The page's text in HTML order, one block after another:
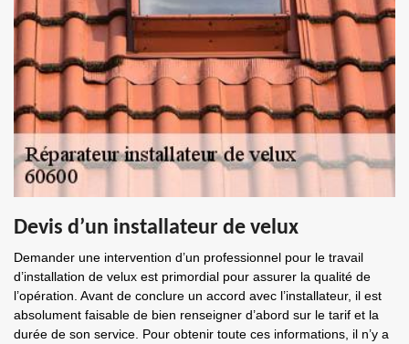
Devis d’un installateur de velux
Demander une intervention d’un professionnel pour le travail
d’installation de velux est primordial pour assurer la qualité de
l’opération. Avant de conclure un accord avec l’installateur, il est
absolument faisable de bien renseigner d’abord sur le tarif et la
durée de son service. Pour obtenir toute ces informations, il n’y a